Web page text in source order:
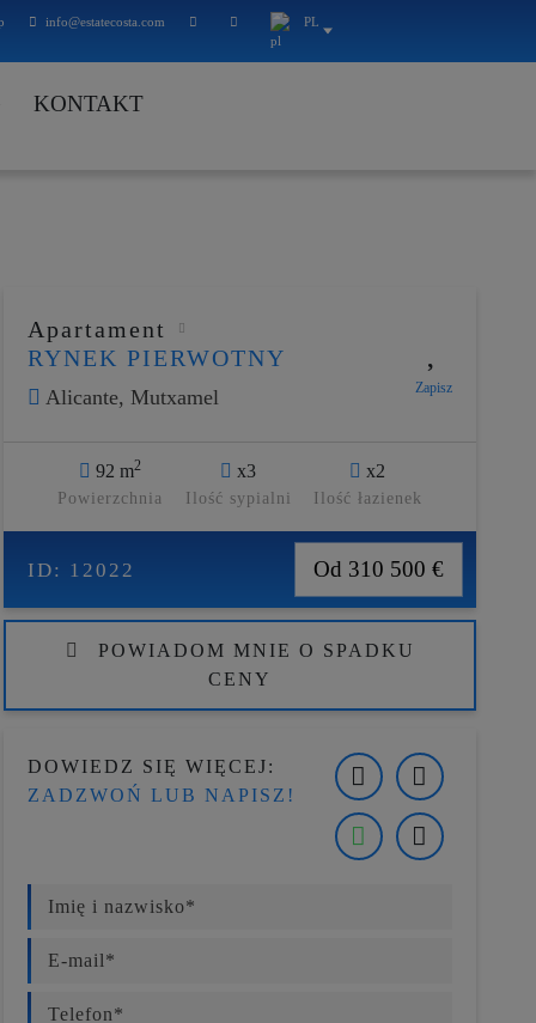
info@estatecosta.com PL
KONTAKT
Apartament
RYNEK PIERWOTNY
Alicante, Mutxamel Zapisz
92 m2
Powierzchnia
x3
Ilość sypialni
x2
Ilość łazienek
ID: 12022 Od 310 500 €
POWIADOM MNIE O SPADKU
CENY
DOWIEDZ SIĘ WIĘCEJ:
ZADZWOŃ LUB NAPISZ!